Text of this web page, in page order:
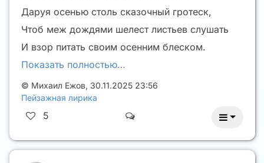
Даруя осенью столь сказочный гротеск,
Чтоб меж дождями шелест листьев слушать
И взор питать своим осенним блеском.
Показать полностью…
© Михаил Ежов, 30.11.2025 23:56
Пейзажная лирика
5